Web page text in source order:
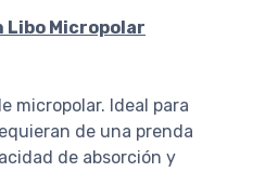
Micropolar
micropolar. Ideal para
de una prenda
de absorción y